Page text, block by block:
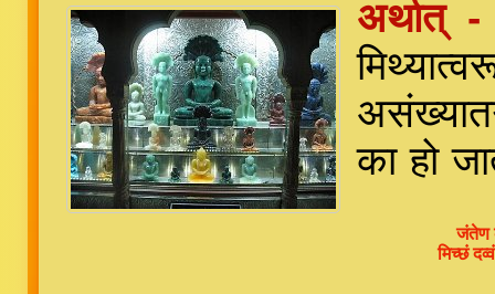
जंतेण
मिच्छं
अर्थात्
का हो